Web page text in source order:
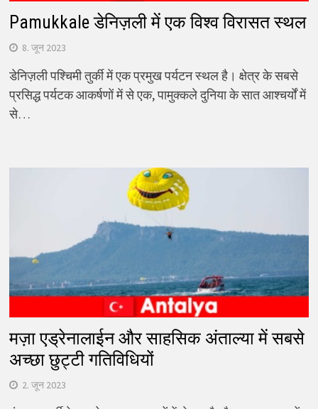
Pamukkale डेनिज़ली में एक विश्व विरासत स्थल
8. जून 2023
डेनिज़ली पश्चिमी तुर्की में एक प्रमुख पर्यटन स्थल है। क्षेत्र के सबसे
प्रसिद्ध पर्यटक आकर्षणों में से एक, पामुक्कले दुनिया के सात आश्चर्यों में
से…
मज़ा एड्रेनालाईन और साहसिक अंताल्या में सबसे
अच्छा छुट्टी गतिविधियों
2. जून 2023